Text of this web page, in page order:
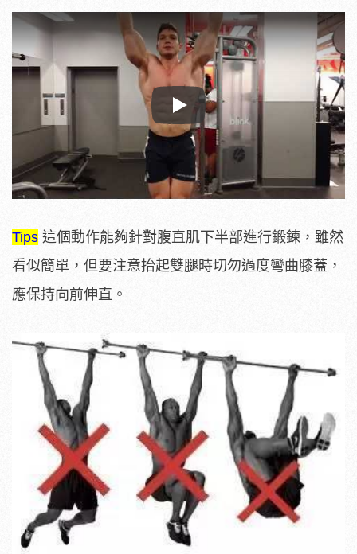
Play
Tips 這個動作能夠針對腹直肌下半部進行鍛鍊，雖然
看似簡單，但要注意抬起雙腿時切勿過度彎曲膝蓋，
應保持向前伸直。